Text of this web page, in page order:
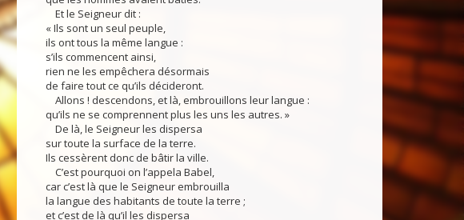
Et le Seigneur dit :
« Ils sont un seul peuple,
ils ont tous la même langue :
s’ils commencent ainsi,
rien ne les empêchera désormais
de faire tout ce qu’ils décideront.
Allons ! descendons, et là, embrouillons leur langue :
qu’ils ne se comprennent plus les uns les autres. »
De là, le Seigneur les dispersa
sur toute la surface de la terre.
Ils cessèrent donc de bâtir la ville.
C’est pourquoi on l’appela Babel,
car c’est là que le Seigneur embrouilla
la langue des habitants de toute la terre ;
et c’est de là qu’il les dispersa